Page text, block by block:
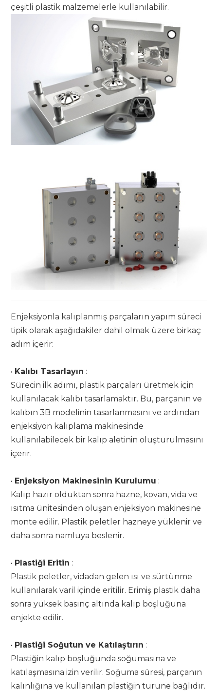
çeşitli plastik malzemelerle kullanılabilir.
Enjeksiyonla kalıplanmış parçaların yapım süreci
tipik olarak aşağıdakiler dahil olmak üzere birkaç
adım içerir:
• Kalıbı Tasarlayın :
Sürecin ilk adımı, plastik parçaları üretmek için
kullanılacak kalıbı tasarlamaktır. Bu, parçanın ve
kalıbın 3B modelinin tasarlanmasını ve ardından
enjeksiyon kalıplama makinesinde
kullanılabilecek bir kalıp aletinin oluşturulmasını
içerir.
• Enjeksiyon Makinesinin Kurulumu :
Kalıp hazır olduktan sonra hazne, kovan, vida ve
ısıtma ünitesinden oluşan enjeksiyon makinesine
monte edilir. Plastik peletler hazneye yüklenir ve
daha sonra namluya beslenir.
• Plastiği Eritin :
Plastik peletler, vidadan gelen ısı ve sürtünme
kullanılarak varil içinde eritilir. Erimiş plastik daha
sonra yüksek basınç altında kalıp boşluğuna
enjekte edilir.
• Plastiği Soğutun ve Katılaştırın :
Plastiğin kalıp boşluğunda soğumasına ve
katılaşmasına izin verilir. Soğuma süresi, parçanın
kalınlığına ve kullanılan plastiğin türüne bağlıdır.